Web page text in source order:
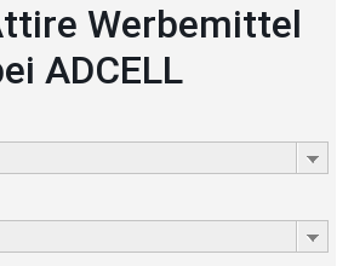
Werbemittel
ADCELL